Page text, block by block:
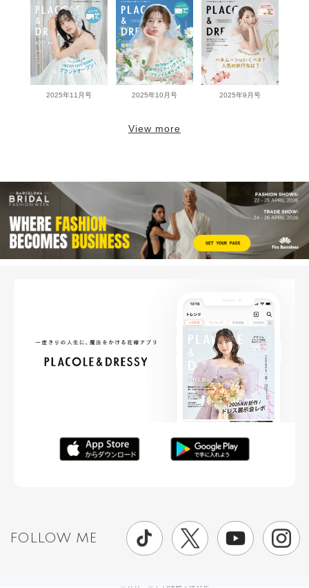
2025年11月号 2025年10月号 2025年9月号
View more
FOLLOW ME